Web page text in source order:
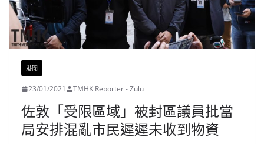
港聞
23/01/2021 TMHK Reporter - Zulu
佐敦「受限區域」被封區議員批當
局安排混亂市民遲遲未收到物資